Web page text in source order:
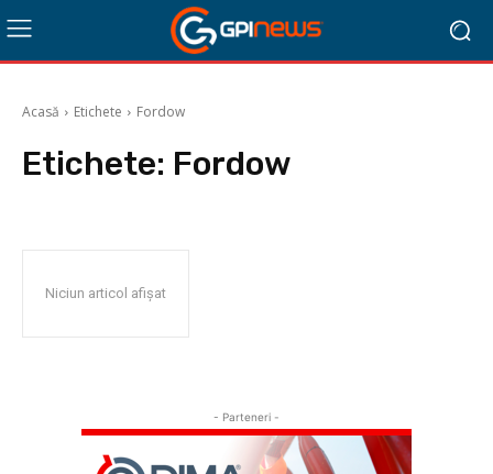
Acasă Etichete Fordow
Etichete: Fordow
Niciun articol afișat
- Parteneri -